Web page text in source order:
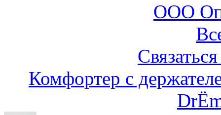
ООО
Комфортер с